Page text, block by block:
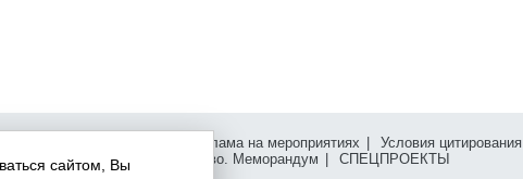
Реклама на мероприятиях Условия цитирования
| Эксперт Урал Сообщество. Меморандум СПЕЦПРОЕКТЫ
сайтом, Вы